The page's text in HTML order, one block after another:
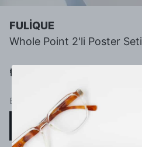
FULİQUE
Whole Point 2'li Poster Seti
₺ 120.00
BOYUT
15 x 21 (A5)